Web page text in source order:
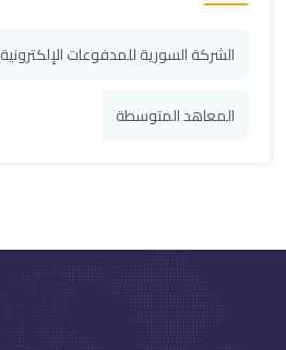
الشركة السورية للمدفوعات الإلكترونية
المعاهد المتوسطة